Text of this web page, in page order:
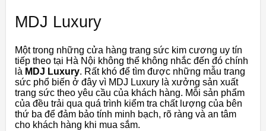
MDJ Luxury
Một trong những cửa hàng trang sức kim cương uy tín
tiếp theo tại Hà Nội không thể không nhắc đến đó chính
là MDJ Luxury. Rất khó để tìm được những mẫu trang
sức phổ biến ở đây vì MDJ Luxury là xưởng sản xuất
trang sức theo yêu cầu của khách hàng. Mỗi sản phẩm
của đều trải qua quá trình kiểm tra chất lượng của bên
thứ ba để đảm bảo tính minh bạch, rõ ràng và an tâm
cho khách hàng khi mua sắm.